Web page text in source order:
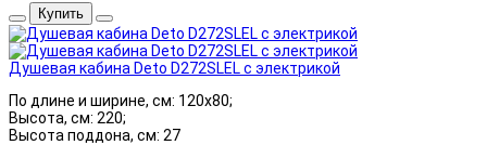
Купить
Душевая кабина Deto D272SLEL с электрикой
По длине и ширине, см: 120x80;
Высота, см: 220;
Высота поддона, см: 27